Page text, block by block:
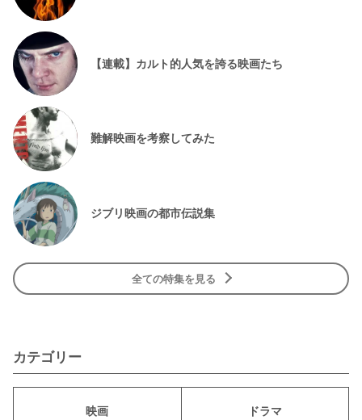
【連載】カルト的人気を誇る映画たち
難解映画を考察してみた
ジブリ映画の都市伝説集
全ての特集を見る
カテゴリー
映画 ドラマ